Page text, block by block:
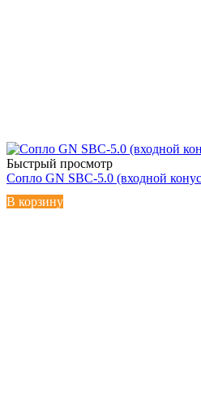
Быстрый просмотр
Сопло GN SBC-5.0 (входной
В корзину